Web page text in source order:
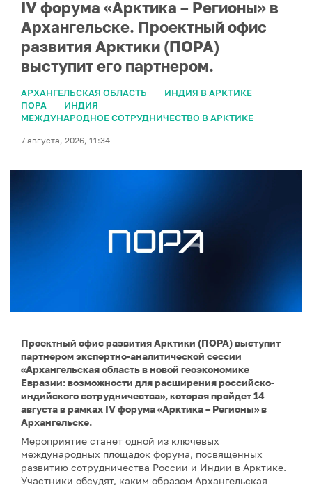
IV форума «Арктика – Регионы» в
Архангельске. Проектный офис
развития Арктики (ПОРА)
выступит его партнером.
АРХАНГЕЛЬСКАЯ ОБЛАСТЬ
ИНДИЯ В АРКТИКЕ
ПОРА
ИНДИЯ
МЕЖДУНАРОДНОЕ СОТРУДНИЧЕСТВО В АРКТИКЕ
7 августа, 2026, 11:34
Проектный офис развития Арктики (ПОРА) выступит
партнером экспертно-аналитической сессии
«Архангельская область в новой геоэкономике
Евразии: возможности для расширения российско-
индийского сотрудничества», которая пройдет 14
августа в рамках IV форума «Арктика – Регионы» в
Архангельске.
Мероприятие станет одной из ключевых
международных площадок форума, посвященных
развитию сотрудничества России и Индии в Арктике.
Участники обсудят, каким образом Архангельская